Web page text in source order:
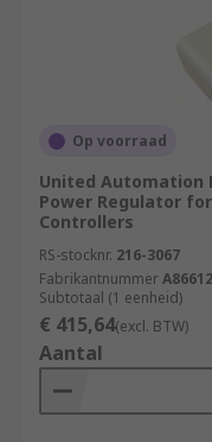
Op voorraad
United Automation
Power Regulator
Controllers
RS-stocknr. 216-3067
FabrikantnummerA86612
Subtotaal (1 eenheid)
€ 415,64(excl. BTW)
Aantal